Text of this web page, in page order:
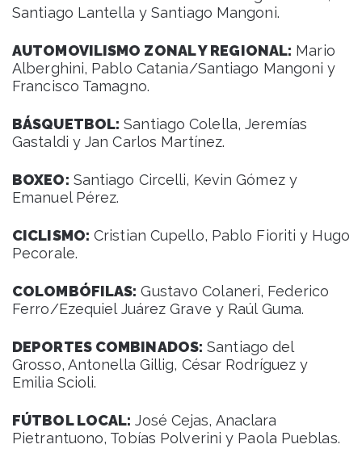
Santiago Lantella y Santiago Mangoni.
AUTOMOVILISMO ZONAL Y REGIONAL: Mario
Alberghini, Pablo Catania/Santiago Mangoni y
Francisco Tamagno.
BÁSQUETBOL: Santiago Colella, Jeremías
Gastaldi y Jan Carlos Martínez.
BOXEO: Santiago Circelli, Kevin Gómez y
Emanuel Pérez.
CICLISMO: Cristian Cupello, Pablo Fioriti y Hugo
Pecorale.
COLOMBÓFILAS: Gustavo Colaneri, Federico
Ferro/Ezequiel Juárez Grave y Raúl Guma.
DEPORTES COMBINADOS: Santiago del
Grosso, Antonella Gillig, César Rodríguez y
Emilia Scioli.
FÚTBOL LOCAL: José Cejas, Anaclara
Pietrantuono, Tobías Polverini y Paola Pueblas.